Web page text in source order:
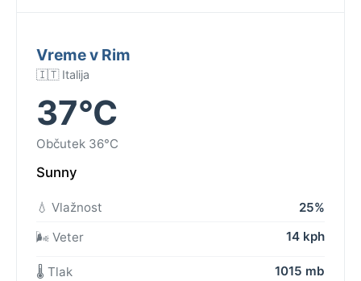
Vreme v Rim
🇮🇹 Italija
37°C
Občutek 36°C
Sunny
💧 Vlažnost
25%
🌬️ Veter
14 kph
🌡️ Tlak 1015 mb